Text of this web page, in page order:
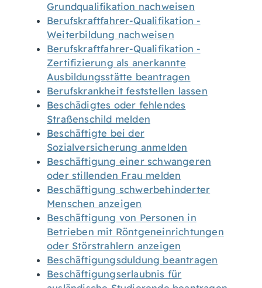
Grundqualifikation nachweisen
Berufskraftfahrer-Qualifikation -
Weiterbildung nachweisen
Berufskraftfahrer-Qualifikation -
Zertifizierung als anerkannte
Ausbildungsstätte beantragen
Berufskrankheit feststellen lassen
Beschädigtes oder fehlendes
Straßenschild melden
Beschäftigte bei der
Sozialversicherung anmelden
Beschäftigung einer schwangeren
oder stillenden Frau melden
Beschäftigung schwerbehinderter
Menschen anzeigen
Beschäftigung von Personen in
Betrieben mit Röntgeneinrichtungen
oder Störstrahlern anzeigen
Beschäftigungsduldung beantragen
Beschäftigungserlaubnis für